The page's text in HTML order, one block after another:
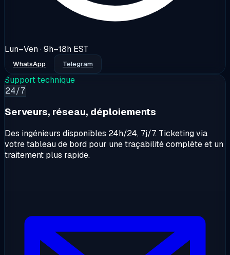
Lun–Ven · 9h–18h EST
WhatsApp Telegram
Support technique
24/7
Serveurs, réseau, déploiements
Des ingénieurs disponibles 24h/24, 7j/7. Ticketing via
votre tableau de bord pour une traçabilité complète et un
traitement plus rapide.